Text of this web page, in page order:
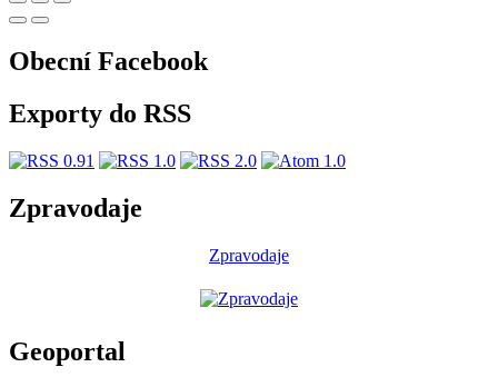
Obecní Facebook
Exporty do RSS
Zpravodaje
Zpravodaje
Geoportal